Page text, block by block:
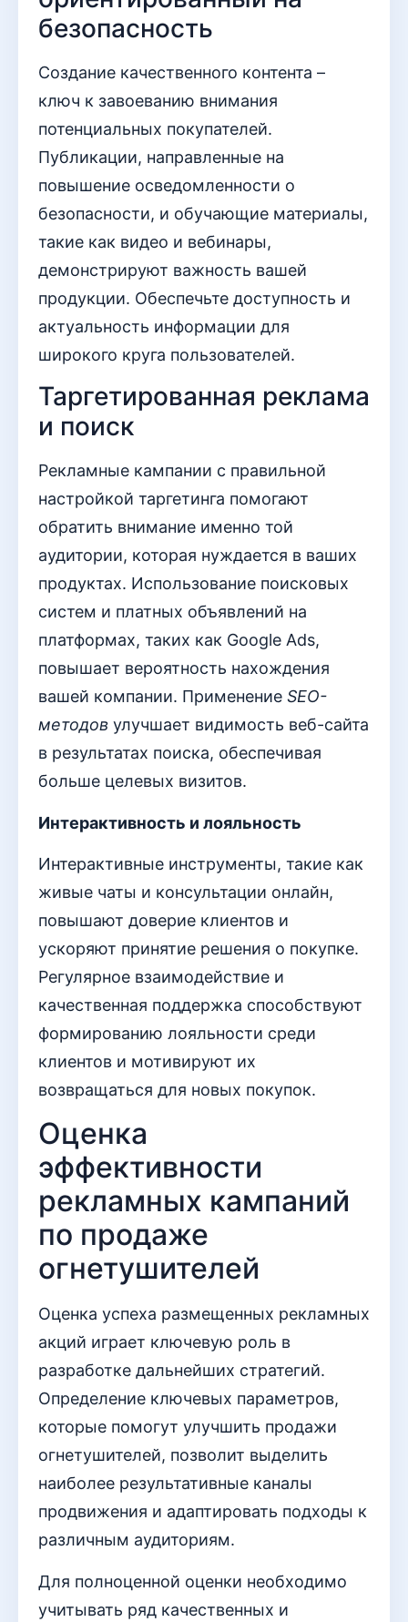
безопасность
Создание качественного контента –
ключ к завоеванию внимания
потенциальных покупателей.
Публикации, направленные на
повышение осведомленности о
безопасности, и обучающие материалы,
такие как видео и вебинары,
демонстрируют важность вашей
продукции. Обеспечьте доступность и
актуальность информации для
широкого круга пользователей.
Таргетированная реклама
и поиск
Рекламные кампании с правильной
настройкой таргетинга помогают
обратить внимание именно той
аудитории, которая нуждается в ваших
продуктах. Использование поисковых
систем и платных объявлений на
платформах, таких как Google Ads,
повышает вероятность нахождения
вашей компании. Применение SEO-
методов улучшает видимость веб-сайта
в результатах поиска, обеспечивая
больше целевых визитов.
Интерактивность и лояльность
Интерактивные инструменты, такие как
живые чаты и консультации онлайн,
повышают доверие клиентов и
ускоряют принятие решения о покупке.
Регулярное взаимодействие и
качественная поддержка способствуют
формированию лояльности среди
клиентов и мотивируют их
возвращаться для новых покупок.
Оценка
эффективности
рекламных кампаний
по продаже
огнетушителей
Оценка успеха размещенных рекламных
акций играет ключевую роль в
разработке дальнейших стратегий.
Определение ключевых параметров,
которые помогут улучшить продажи
огнетушителей, позволит выделить
наиболее результативные каналы
продвижения и адаптировать подходы к
различным аудиториям.
Для полноценной оценки необходимо
учитывать ряд качественных и